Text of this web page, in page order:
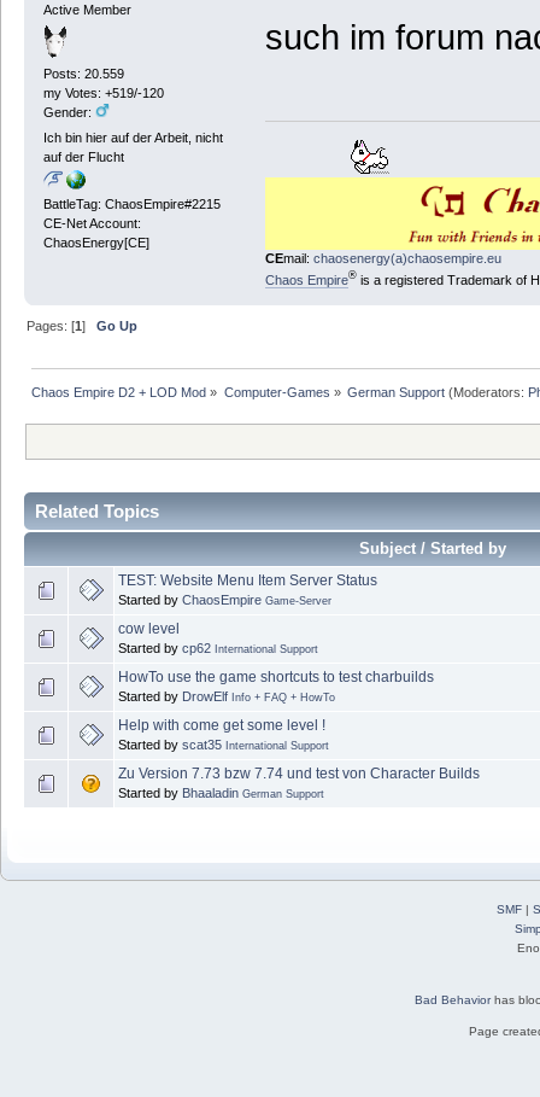
Active Member
Posts: 20.559
my Votes: +519/-120
Gender:
Ich bin hier auf der Arbeit, nicht
auf der Flucht
BattleTag: ChaosEmpire#2215
CE-Net Account:
ChaosEnergy[CE]
such im forum
CEmail: chaosenergy(a)chaosempire.eu
Chaos Empire®is a registered Trademark of
Pages: [1]Go Up
Chaos Empire D2 + LOD Mod » Computer-Games » German Support(Moderators:
Related Topics
Subject / Started by
TEST: Website Menu Item Server Status
Started by ChaosEmpire Game-Server
cow level
Started by cp62 International Support
HowTo use the game shortcuts to test charbuilds
Started by DrowElf Info + FAQ + HowTo
Help with come get some level !
Started by scat35 International Support
Zu Version 7.73 bzw 7.74 und test von Character Builds
Started by Bhaaladin German Support
SMF|
Bad Behaviorhas
Page